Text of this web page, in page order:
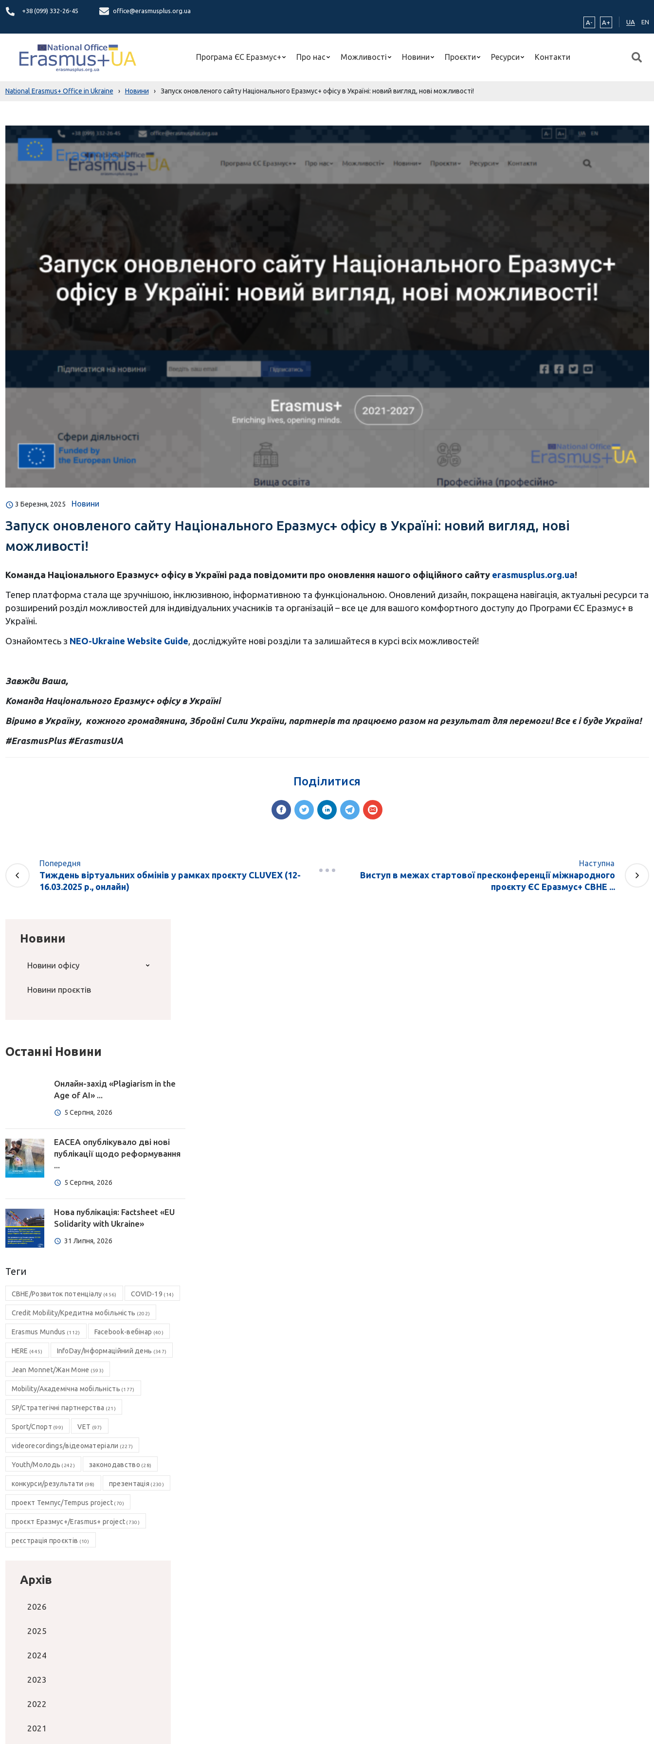
+38 (099) 332-26-45
office@erasmusplus.org.ua
A-
A+ UA EN
Програма ЄС Еразмус+ Про нас Можливості Новини Проєкти Ресурси Контакти
National Erasmus+ Office in Ukraine › Новини › Запуск оновленого сайту Національного Еразмус+ офісу в Україні: новий вигляд, нові можливості!
3 Березня, 2025 Новини
Запуск оновленого сайту Національного Еразмус+ офісу в Україні: новий вигляд, нові
можливості!
Команда Національного Еразмус+ офісу в Україні рада повідомити про оновлення нашого офіційного сайту erasmusplus.org.ua!
Тепер платформа стала ще зручнішою, інклюзивною, інформативною та функціональною. Оновлений дизайн, покращена навігація, актуальні ресурси та
розширений розділ можливостей для індивідуальних учасників та організацій – все це для вашого комфортного доступу до Програми ЄС Еразмус+ в
Україні.
Ознайомтесь з NEO-Ukraine Website Guide, досліджуйте нові розділи та залишайтеся в курсі всіх можливостей!
Завжди Ваша,
Команда Національного Еразмус+ офісу в Україні
Віримо в Україну, кожного громадянина, Збройні Сили України, партнерів та працюємо разом на результат для перемоги! Все є і буде Україна!
#ErasmusPlus #ErasmusUA
Поділитися
Попередня
Тиждень віртуальних обмінів у рамках проєкту CLUVEX (12-
16.03.2025 р., онлайн)
Наступна
Виступ в межах стартової пресконференції міжнародного
проєкту ЄС Еразмус+ CBHE ...
Новини
Новини офісу
Новини проєктів
Останні Новини
Онлайн-захід «Plagiarism in the
Age of AI» ...
5 Серпня, 2026
EACEA опублікувало дві нові
публікації щодо реформування
...
5 Серпня, 2026
Нова публікація: Factsheet «EU
Solidarity with Ukraine»
31 Липня, 2026
Теги
CBHE/Розвиток потенціалу (456) COVID-19 (14)
Credit Mobility/Кредитна мобільність (202)
Erasmus Mundus (112) Facebook-вебінар (40)
HERE (445) InfoDay/Інформаційний день (347)
Jean Monnet/Жан Моне (593)
Mobility/Академічна мобільність (177)
SP/Стратегічні партнерства (21)
Sport/Спорт (99) VET (97)
videorecordings/відеоматеріали (227)
Youth/Молодь (242) законодавство (28)
конкурси/результати (98) презентація (230)
проект Темпус/Tempus project(70)
проєкт Еразмус+/Erasmus+ project (730)
реєстрація проєктів (10)
Архів
2026
2025
2024
2023
2022
2021